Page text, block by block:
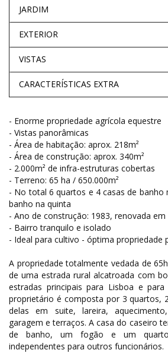
JARDIM
EXTERIOR
VISTAS
CARACTERÍSTICAS EXTRA
- Enorme propriedade agrícola equestre
- Vistas panorâmicas
- Área de habitação: aprox. 218m²
- Área de construção: aprox. 340m²
- 2.000m² de infra-estruturas cobertas
- Terreno: 65 ha / 650.000m²
- No total 6 quartos e 4 casas de banho
banho na quinta
- Ano de construção: 1983, renovada
- Bairro tranquilo e isolado
- Ideal para cultivo - óptima propriedade
A propriedade totalmente vedada de
de uma estrada rural alcatroada com
estradas principais para Lisboa e
proprietário é composta por 3 quartos,
delas em suite, lareira,
garagem e terraços. A casa do caseiro
de banho, um fogão e um
independentes para outros funcionários.